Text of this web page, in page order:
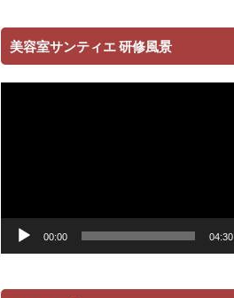
美容室サンティエ 研修風景
動
00:00 04:30